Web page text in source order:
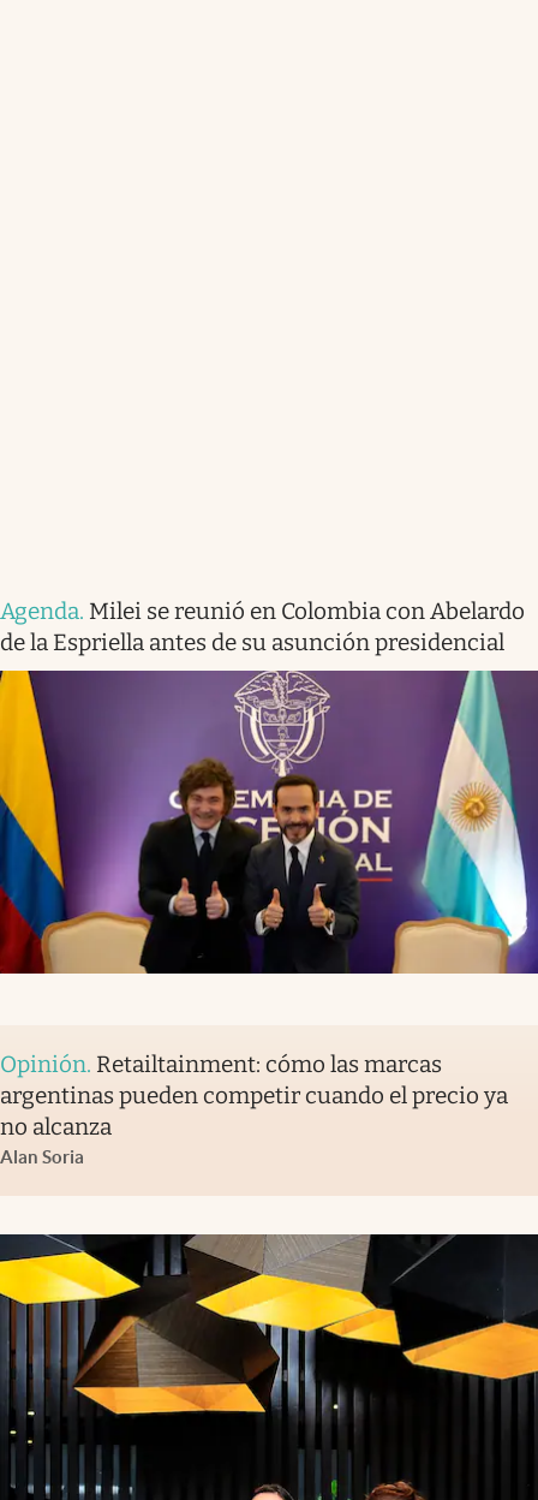
Agenda. Milei se reunió en Colombia con Abelardo
de la Espriella antes de su asunción presidencial
Opinión. Retailtainment: cómo las marcas
argentinas pueden competir cuando el precio ya
no alcanza
Alan Soria